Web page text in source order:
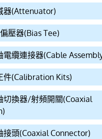
器(Attenuator)
壓器(Bias Tee)
電纜連接器(Cable
件(Calibration Kits)
切換器/射頻開關(Coaxial
接頭(Coaxial Connector)